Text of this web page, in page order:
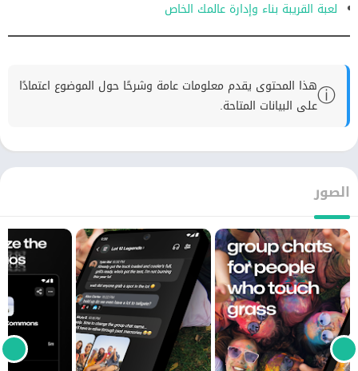
لعبة القريبة بناء وإدارة عالمك الخاص
ⓘهذا المحتوى يقدم معلومات عامة وشرحًا حول الموضوع اعتمادًا
على البيانات المتاحة.
الصور